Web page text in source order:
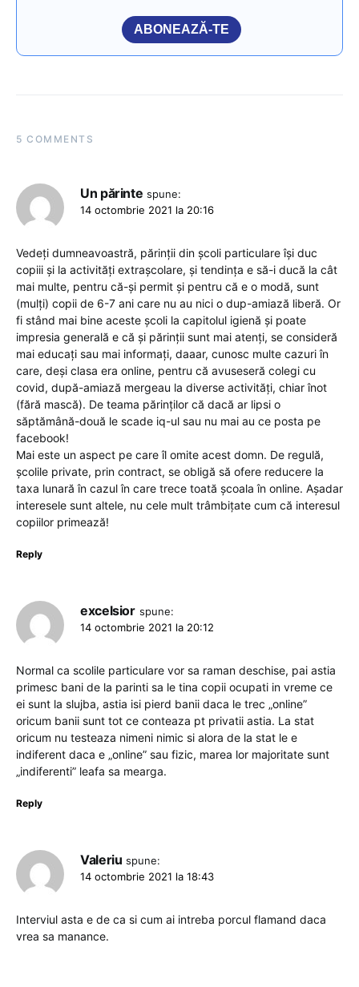
ABONEAZĂ-TE
5 COMMENTS
Un părinte spune:
14 octombrie 2021 la 20:16
Vedeţi dumneavoastră, părinţii din şcoli particulare îşi duc
copiii şi la activităţi extraşcolare, şi tendinţa e să-i ducă la cât
mai multe, pentru că-şi permit şi pentru că e o modă, sunt
(mulţi) copii de 6-7 ani care nu au nici o dup-amiază liberă. Or
fi stând mai bine aceste şcoli la capitolul igienă şi poate
impresia generală e că şi părinţii sunt mai atenţi, se consideră
mai educaţi sau mai informaţi, daaar, cunosc multe cazuri în
care, deşi clasa era online, pentru că avuseseră colegi cu
covid, după-amiază mergeau la diverse activităţi, chiar înot
(fără mască). De teama părinţilor că dacă ar lipsi o
săptămână-două le scade iq-ul sau nu mai au ce posta pe
facebook!
Mai este un aspect pe care îl omite acest domn. De regulă,
şcolile private, prin contract, se obligă să ofere reducere la
taxa lunară în cazul în care trece toată şcoala în online. Aşadar
interesele sunt altele, nu cele mult trâmbiţate cum că interesul
copiilor primează!
Reply
excelsior spune:
14 octombrie 2021 la 20:12
Normal ca scolile particulare vor sa raman deschise, pai astia
primesc bani de la parinti sa le tina copii ocupati in vreme ce
ei sunt la slujba, astia isi pierd banii daca le trec „online”
oricum banii sunt tot ce conteaza pt privatii astia. La stat
oricum nu testeaza nimeni nimic si alora de la stat le e
indiferent daca e „online” sau fizic, marea lor majoritate sunt
„indiferenti” leafa sa mearga.
Reply
Valeriu spune:
14 octombrie 2021 la 18:43
Interviul asta e de ca si cum ai intreba porcul flamand daca
vrea sa manance.